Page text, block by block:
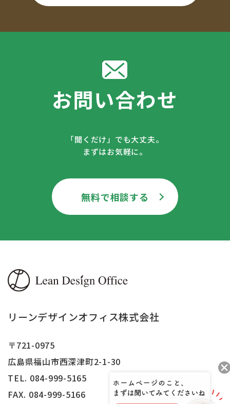
お問い合わせ
「聞くだけ」でも大丈夫。
まずはお気軽に。
無料で相談する
リーンデザインオフィス株式会社
〒721-0975
広島県福山市西深津町2-1-30
TEL. 084-999-5165
FAX. 084-999-5166